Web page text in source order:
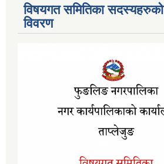
विषयगत समितिका सदस्यहरुको
विवरण